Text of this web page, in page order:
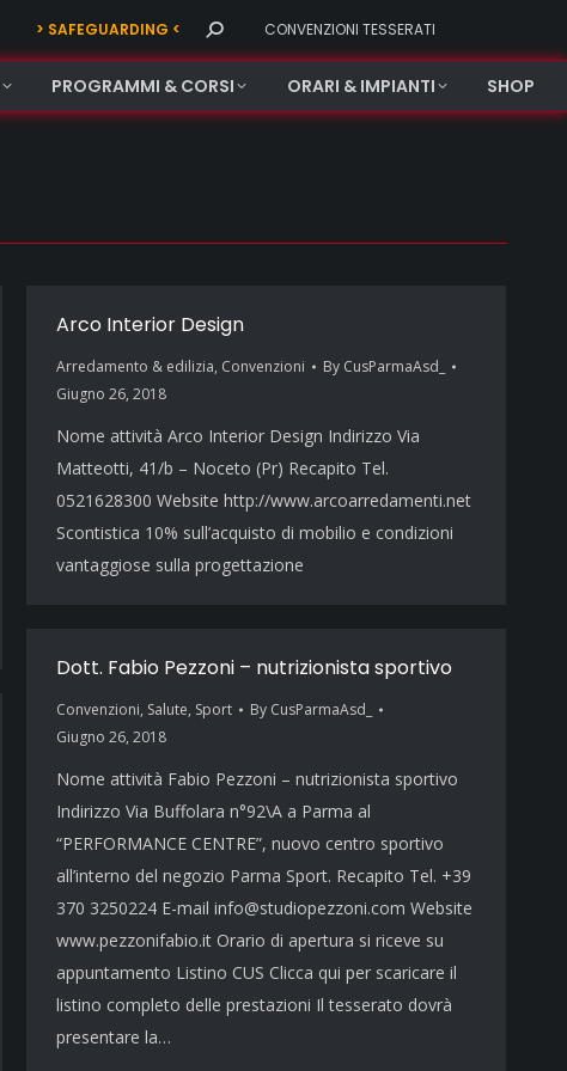
> SAFEGUARDING < Search: CONVENZIONI TESSERATI
PROGRAMMI & CORSI ORARI & IMPIANTI SHOP
Arco Interior Design
Arredamento & edilizia, Convenzioni By CusParmaAsd_
Giugno 26, 2018
Nome attività Arco Interior Design Indirizzo Via
Matteotti, 41/b – Noceto (Pr) Recapito Tel.
0521628300 Website http://www.arcoarredamenti.net
Scontistica 10% sull’acquisto di mobilio e condizioni
vantaggiose sulla progettazione
Dott. Fabio Pezzoni – nutrizionista sportivo
Convenzioni, Salute, Sport By CusParmaAsd_
Giugno 26, 2018
Nome attività Fabio Pezzoni – nutrizionista sportivo
Indirizzo Via Buffolara n°92\A a Parma al
“PERFORMANCE CENTRE”, nuovo centro sportivo
all’interno del negozio Parma Sport. Recapito Tel. +39
370 3250224 E-mail info@studiopezzoni.com Website
www.pezzonifabio.it Orario di apertura si riceve su
appuntamento Listino CUS Clicca qui per scaricare il
listino completo delle prestazioni Il tesserato dovrà
presentare la…